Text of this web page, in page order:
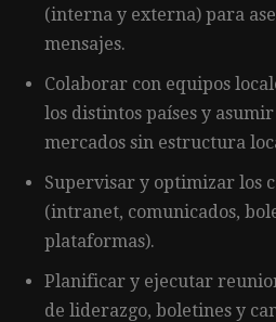
(interna y externa) para
mensajes.
Colaborar con equipos
los distintos países y
mercados sin estructura
Supervisar y optimizar los
(intranet, comunicados,
plataformas).
Planificar y ejecutar
de liderazgo, boletines y